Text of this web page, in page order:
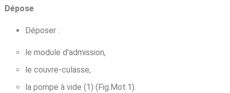
Dépose
Déposer :
le module d'admission,
le couvre-culasse,
la pompe à vide (1) (Fig.Mot.1).